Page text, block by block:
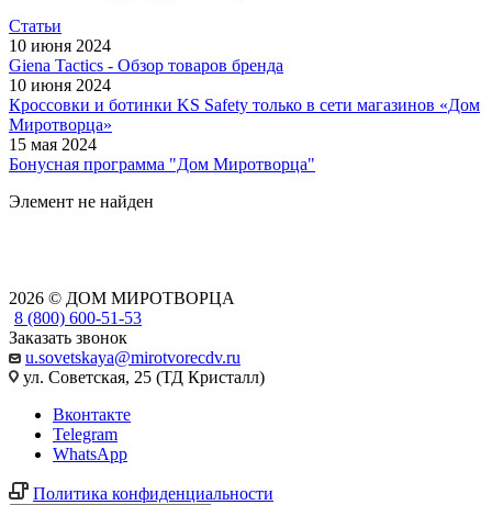
Статьи
10 июня 2024
Giena Tactics - Обзор товаров бренда
10 июня 2024
Кроссовки и ботинки KS Safety только в сети магазинов «Дом
Миротворца»
15 мая 2024
Бонусная программа "Дом Миротворца"
Элемент не найден
2026 © ДОМ МИРОТВОРЦА
8 (800) 600-51-53
Заказать звонок
u.sovetskaya@mirotvorecdv.ru
ул. Советская, 25 (ТД Кристалл)
Вконтакте
Telegram
WhatsApp
Политика конфиденциальности